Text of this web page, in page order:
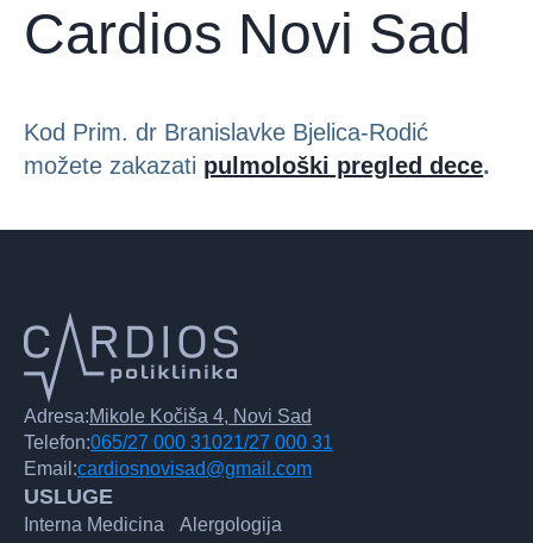
Cardios Novi Sad
Kod Prim. dr Branislavke Bjelica-Rodić
možete zakazati pulmološki pregled dece.
Adresa:Mikole Kočiša 4, Novi Sad
Telefon:065/27 000 31021/27 000 31
Email:cardiosnovisad@gmail.com
USLUGE
Interna Medicina
Alergologija